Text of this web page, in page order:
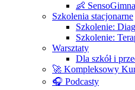
👶
Szkolenia stacjonarne
Szkolenie:
Szkolenie:
Warsztaty
Dla szkół i
🚀 Kompleksowy
🎧 Podcasty